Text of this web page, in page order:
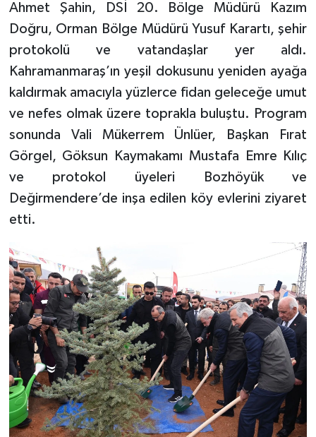
Ahmet Şahin, DSİ 20. Bölge Müdürü Kazım
Doğru, Orman Bölge Müdürü Yusuf Karartı, şehir
protokolü ve vatandaşlar yer aldı.
Kahramanmaraş’ın yeşil dokusunu yeniden ayağa
kaldırmak amacıyla yüzlerce fidan geleceğe umut
ve nefes olmak üzere toprakla buluştu. Program
sonunda Vali Mükerrem Ünlüer, Başkan Fırat
Görgel, Göksun Kaymakamı Mustafa Emre Kılıç
ve protokol üyeleri Bozhöyük ve
Değirmendere’de inşa edilen köy evlerini ziyaret
etti.